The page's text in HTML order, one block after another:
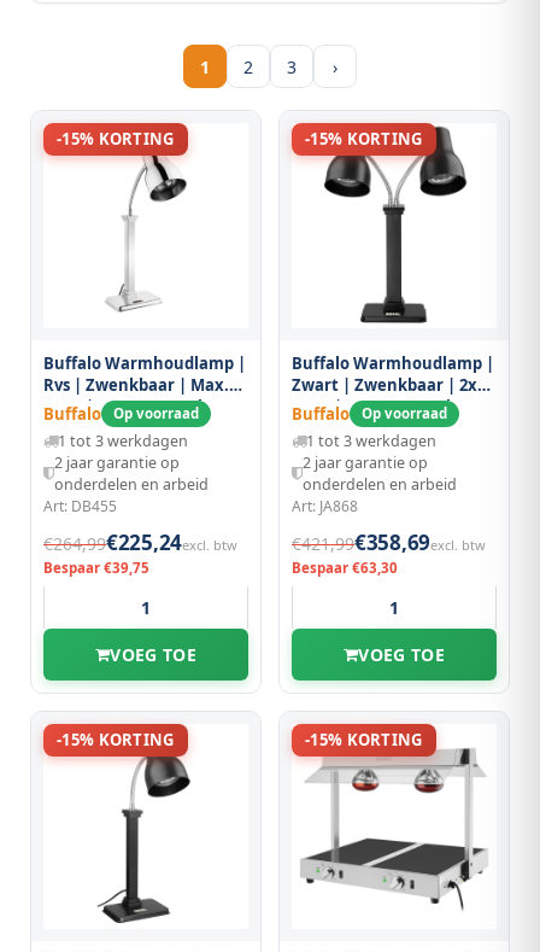
1 2 3 ›
-15% KORTING
Buffalo Warmhoudlamp |
Rvs | Zwenkbaar | Max.
250w | 260x180x670(h)mm
Buffalo Op voorraad
1 tot 3 werkdagen
2 jaar garantie op
onderdelen en arbeid
Art: DB455
€264,99€225,24excl. btw
Bespaar €39,75
VOEG TOE
-15% KORTING
Buffalo Warmhoudlamp |
Zwart | Zwenkbaar | 2x
250w | 260x180x670(h)mm
Buffalo Op voorraad
1 tot 3 werkdagen
2 jaar garantie op
onderdelen en arbeid
Art: JA868
€421,99€358,69excl. btw
Bespaar €63,30
VOEG TOE
-15% KORTING -15% KORTING